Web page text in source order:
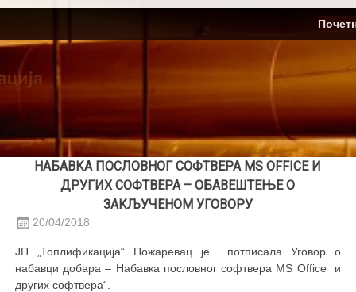
Skip
content
НАБАВКА ПОСЛОВНОГ СОФТВЕРА MS OFFICE И
ДРУГИХ СОФТВЕРА – ОБАВЕШТЕЊЕ О
ЗАКЉУЧЕНОМ УГОВОРУ
20/04/2018
ЈП „Топлификација“ Пожаревац је потписала Уговор о
набавци добара – Набавка пословног софтвера MS Office и
других софтвера“.